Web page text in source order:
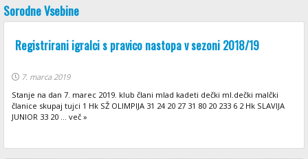
Sorodne Vsebine
Registrirani igralci s pravico nastopa v sezoni 2018/19
7. marca 2019
Stanje na dan 7. marec 2019. klub člani mlad kadeti dečki ml.dečki malčki
članice skupaj tujci 1 Hk SŽ OLIMPIJA 31 24 20 27 31 80 20 233 6 2 Hk SLAVIJA
JUNIOR 33 20 ... več »